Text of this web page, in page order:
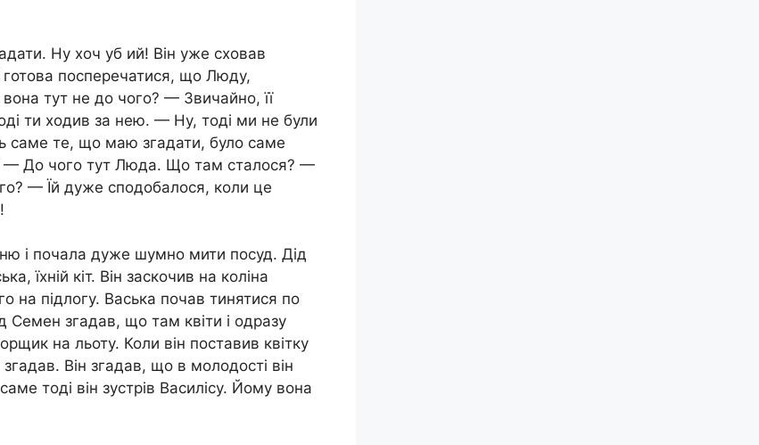
Ну хоч уб ий! Він уже сховав
посперечатися, що Люду,
тут не до чого? — Звичайно, її
ти ходив за нею. — Ну, тоді ми не були
саме те, що маю згадати, було саме
— До чого тут Люда. Що там сталося? —
— Їй дуже сподобалося, коли це
і почала дуже шумно мити посуд. Дід
їхній кіт. Він заскочив на коліна
на підлогу. Васька почав тинятися по
Семен згадав, що там квіти і одразу
на льоту. Коли він поставив квітку
Він згадав, що в молодості він
тоді він зустрів Василісу. Йому вона